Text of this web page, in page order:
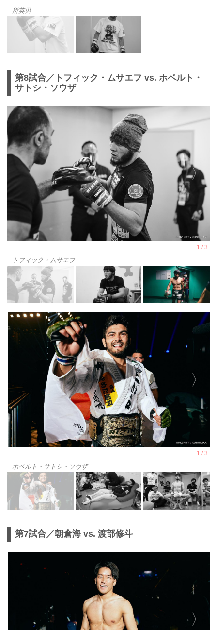
所英男
第8試合／トフィック・ムサエフ vs. ホベルト・
サトシ・ソウザ
トフィック・ムサエフ
ホベルト・サトシ・ソウザ
第7試合／朝倉海 vs. 渡部修斗